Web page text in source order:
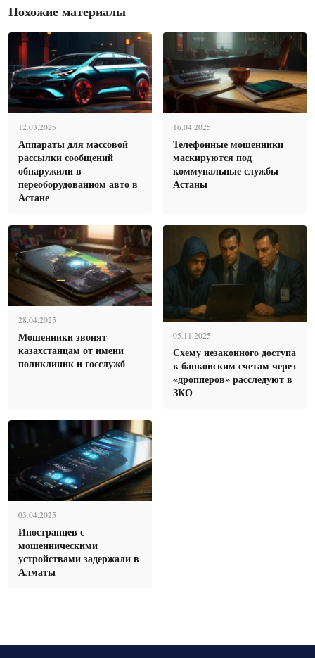
Похожие материалы
12.03.2025
Аппараты для массовой
рассылки сообщений
обнаружили в
переоборудованном авто в
Астане
16.04.2025
Телефонные мошенники
маскируются под
коммунальные службы
Астаны
28.04.2025
Мошенники звонят
казахстанцам от имени
поликлиник и госслужб
05.11.2025
Схему незаконного доступа
к банковским счетам через
«дропперов» расследуют в
ЗКО
03.04.2025
Иностранцев с
мошенническими
устройствами задержали в
Алматы